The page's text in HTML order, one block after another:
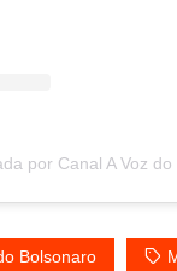
por Canal A Voz
Bolsonaro